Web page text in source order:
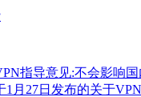
指导意见:不会影响
1月27日发布的关于